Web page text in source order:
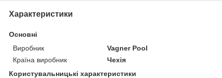
Характеристики
Основні
Виробник
Vagner Pool
Країна виробник
Чехія
Користувальницькі характеристики